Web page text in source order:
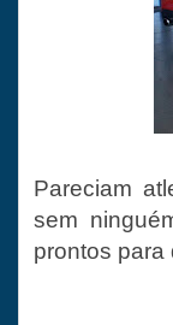
Pareciam
sem
prontos para